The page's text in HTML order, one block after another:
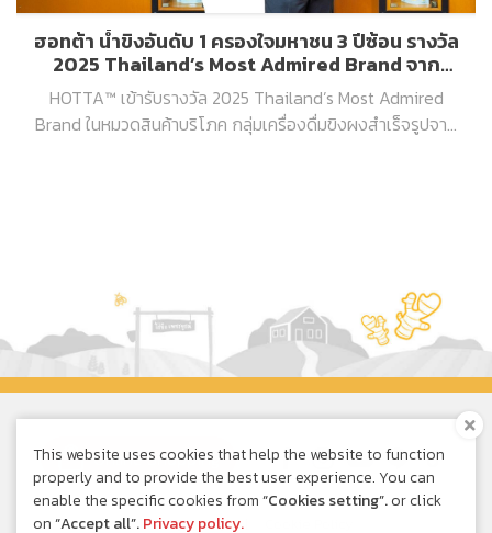
ฮอทต้า น้ำขิงอันดับ 1 ครองใจมหาชน 3 ปีซ้อน รางวัล
2025 Thailand’s Most Admired Brand จาก
นิตยสาร BrandAge
HOTTA™ เข้ารับรางวัล 2025 Thailand’s Most Admired
Brand ในหมวดสินค้าบริโภค กลุ่มเครื่องดื่มขิงผงสำเร็จรูปจาก
Online Shopping
Privacy Policy
This website uses cookies that help the website to function
properly and to provide the best user experience. You can
enable the specific cookies from“Cookies setting”.or click
on“Accept all”.Privacy policy.